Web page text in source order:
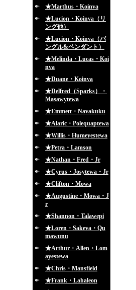
★Marthus・Koinva
★Lucion・Koinva（リ
ング他）
★Lucion・Koinva（バ
ングル&ペンダント）
★Melinda・Lucas・Koi
nva
★Duane・Koinva
★Delfred（Sparks）・
Masawytewa
★Emmett・Navakuku
★Alaric・Polequaptewa
★Willis・Humeyestewa
★Petra・Lamson
★Nathan・Fred・Jr
★Cyrus・Josytewa・Jr
★Clifton・Mowa
★Augustine・Mowa・J
r
★Shannon・Talawepi
★Loren・Sakeva・Qu
mawunu
★Arthur・Allen・Lom
ayestewa
★Chris・Mansfield
★Frank・Lahaleon